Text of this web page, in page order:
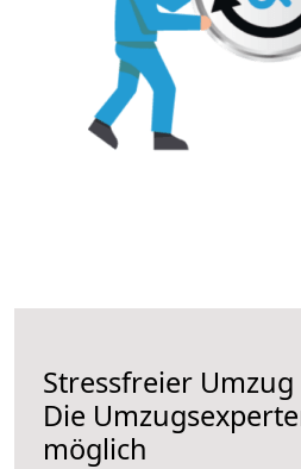
Stressfreier
Die
möglich